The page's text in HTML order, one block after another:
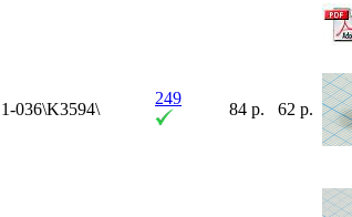
1-036\K3594\
249
84 р. 62 р.